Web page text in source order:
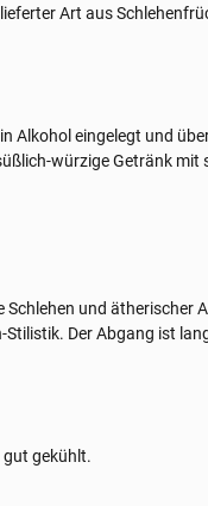
Art aus
in Alkohol eingelegt und
würzige Getränk mit
und ätherischer
Der Abgang ist
gut gekühlt.